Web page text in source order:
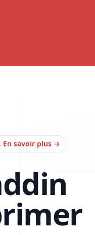
En savoir plus →